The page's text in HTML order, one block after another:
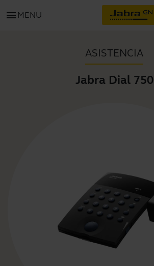
menu MENU
ASISTENCIA
Jabra Dial 750